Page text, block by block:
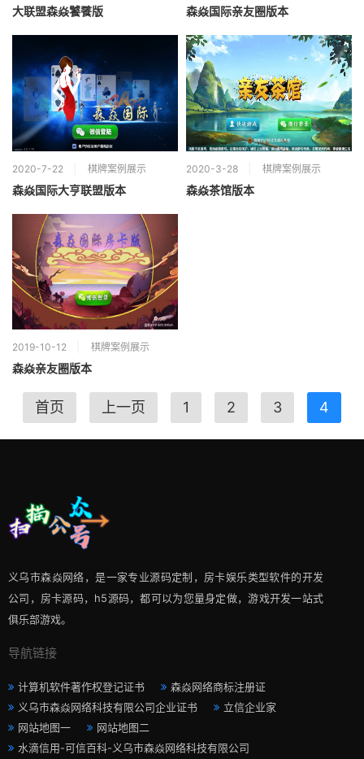
大联盟森焱饕餮版 森焱国际亲友圈版本
2020-7-22 棋牌案例展示
森焱国际大亨联盟版本
2020-3-28 棋牌案例展示
森焱茶馆版本
2019-10-12 棋牌案例展示
森焱亲友圈版本
首页 上一页 1 2 3 4
义乌市森焱网络，是一家专业源码定制，房卡娱乐类型软件的开发
公司，房卡源码，h5源码，都可以为您量身定做，游戏开发一站式
俱乐部游戏。
导航链接
计算机软件著作权登记证书
森焱网络商标注册证
义乌市森焱网络科技有限公司企业证书
立信企业家
网站地图一
网站地图二
水滴信用-可信百科-义乌市森焱网络科技有限公司